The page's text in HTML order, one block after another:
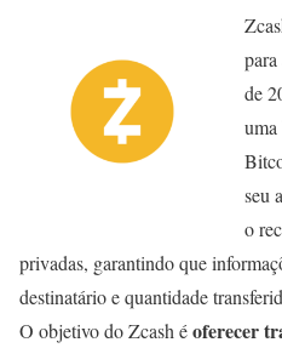
de
seu
o
privadas, garantindo que
destinatário e quantidade
O objetivo do Zcash éoferecer